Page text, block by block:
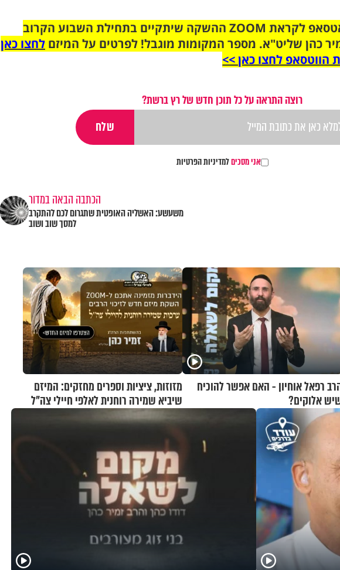
הצטרפו לקבוצת הוואטסאפ לקראת ZOOM ההשקה שיתקיים בתחילת השבוע הקרוב
כהן שליט"א. מספר המקומות מוגבל! לפרטים על המיזם לחצו כאן
הווטסאפ לחצו כאן >>
רוצה התראה על כל תוכן חדש של רץ ברשת?
אני מסכיםלמדיניות הפרטיות
הכתבה הבאה במדור
משעשע: האשליה האופטית שתגרום לכם להתקרב
למסך שוב ושוב
רפאל אוחיון - האם אפשר להוכיח
אלוקים?
מזוזות, ציציות וספרים מחזקים: המיזם
שיביא שמירה רוחנית לאלפי חיילי צה"ל